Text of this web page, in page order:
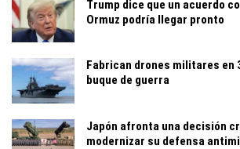
Trump dice que un acuerdo
Ormuz podría llegar pronto
Fabrican drones militares en
buque de guerra
Japón afronta una decisión
modernizar su defensa